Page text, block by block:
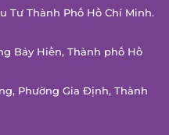
Tư Thành Phố Hồ Chí